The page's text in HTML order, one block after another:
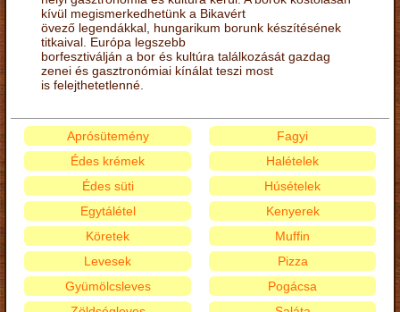
kívül megismerkedhetünk a Bikavért
övező legendákkal, hungarikum borunk készítésének
titkaival. Európa legszebb
borfesztiválján a bor és kultúra találkozását gazdag
zenei és gasztronómiai kínálat teszi most
is felejthetetlenné.
Aprósütemény
Édes krémek
Édes süti
Egytálétel
Fagyi
Halételek
Húsételek
Kenyerek
Köretek
Levesek
Gyümölcsleves
Muffin
Pizza
Pogácsa